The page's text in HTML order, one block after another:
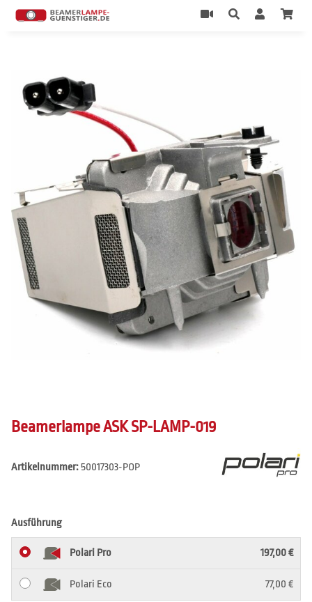
Beamerlampe ASK SP-LAMP-019
Artikelnummer:50017303-POP
Ausführung
Polari Pro 197,00 €
Polari Eco 77,00 €